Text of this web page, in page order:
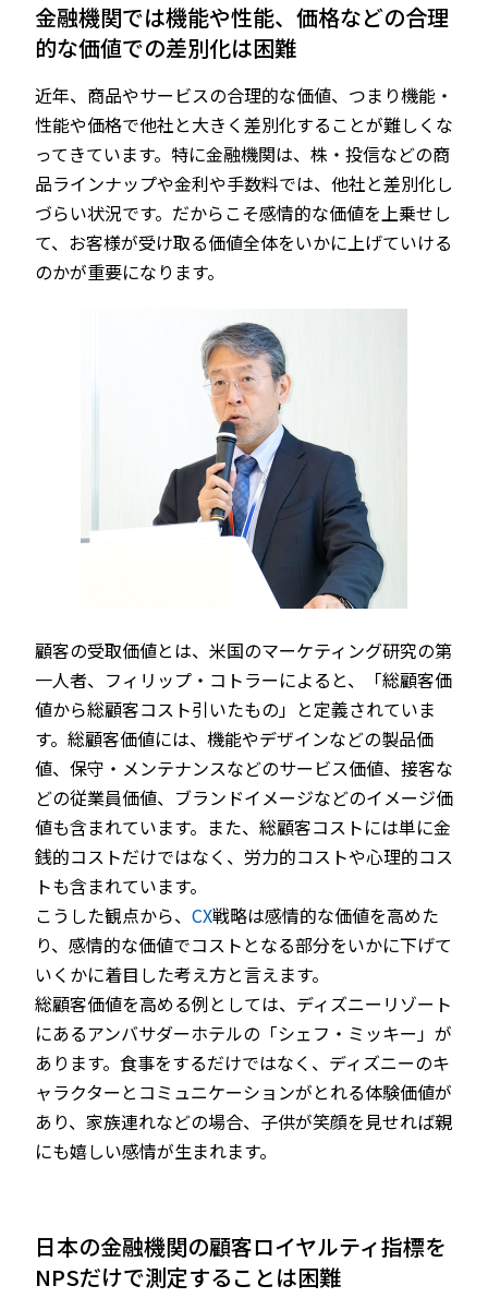
金融機関では機能や性能、価格などの合理
的な価値での差別化は困難
近年、商品やサービスの合理的な価値、つまり機能・
性能や価格で他社と大きく差別化することが難しくな
ってきています。特に金融機関は、株・投信などの商
品ラインナップや金利や手数料では、他社と差別化し
づらい状況です。だからこそ感情的な価値を上乗せし
て、お客様が受け取る価値全体をいかに上げていける
のかが重要になります。
顧客の受取価値とは、米国のマーケティング研究の第
一人者、フィリップ・コトラーによると、「総顧客価
値から総顧客コスト引いたもの」と定義されていま
す。総顧客価値には、機能やデザインなどの製品価
値、保守・メンテナンスなどのサービス価値、接客な
どの従業員価値、ブランドイメージなどのイメージ価
値も含まれています。また、総顧客コストには単に金
銭的コストだけではなく、労力的コストや心理的コス
トも含まれています。
こうした観点から、 CX戦略は感情的な価値を高めた
り、感情的な価値でコストとなる部分をいかに下げて
いくかに着目した考え方と言えます。
総顧客価値を高める例としては、ディズニーリゾート
にあるアンバサダーホテルの「シェフ・ミッキー」が
あります。食事をするだけではなく、ディズニーのキ
ャラクターとコミュニケーションがとれる体験価値が
あり、家族連れなどの場合、子供が笑顔を見せれば親
にも嬉しい感情が生まれます。
日本の金融機関の顧客ロイヤルティ指標を
NPSだけで測定することは困難